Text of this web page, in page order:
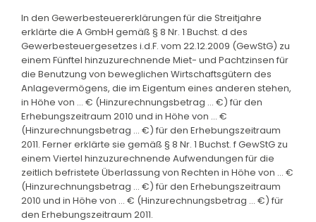
In den Gewerbesteuererklärungen für die Streitjahre
erklärte die A GmbH gemäß § 8 Nr. 1 Buchst. d des
Gewerbesteuergesetzes i.d.F. vom 22.12.2009 (GewStG) zu
einem Fünftel hinzuzurechnende Miet- und Pachtzinsen für
die Benutzung von beweglichen Wirtschaftsgütern des
Anlagevermögens, die im Eigentum eines anderen stehen,
in Höhe von ... € (Hinzurechnungsbetrag ... €) für den
Erhebungszeitraum 2010 und in Höhe von ... €
(Hinzurechnungsbetrag ... €) für den Erhebungszeitraum
2011. Ferner erklärte sie gemäß § 8 Nr. 1 Buchst. f GewStG zu
einem Viertel hinzuzurechnende Aufwendungen für die
zeitlich befristete Überlassung von Rechten in Höhe von ... €
(Hinzurechnungsbetrag ... €) für den Erhebungszeitraum
2010 und in Höhe von ... € (Hinzurechnungsbetrag ... €) für
den Erhebungszeitraum 2011.